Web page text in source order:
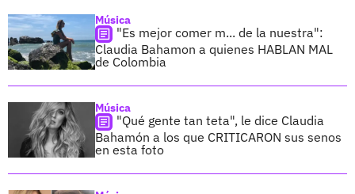
Música
"Es mejor comer m... de la nuestra":
Claudia Bahamon a quienes HABLAN MAL
de Colombia
Música
"Qué gente tan teta", le dice Claudia
Bahamón a los que CRITICARON sus senos
en esta foto